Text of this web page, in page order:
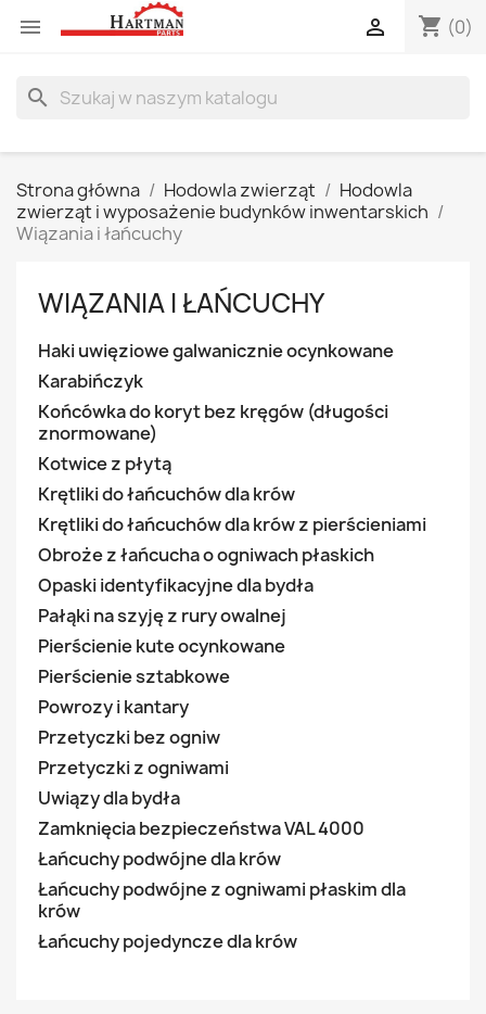
 shopping_cart (0)

search
Strona główna Hodowla zwierząt
Hodowla
zwierząt i wyposażenie budynków inwentarskich
Wiązania i łańcuchy
WIĄZANIA I ŁAŃCUCHY
Haki uwięziowe galwanicznie ocynkowane
Karabińczyk
Końcówka do koryt bez kręgów (długości
znormowane)
Kotwice z płytą
Krętliki do łańcuchów dla krów
Krętliki do łańcuchów dla krów z pierścieniami
Obroże z łańcucha o ogniwach płaskich
Opaski identyfikacyjne dla bydła
Pałąki na szyję z rury owalnej
Pierścienie kute ocynkowane
Pierścienie sztabkowe
Powrozy i kantary
Przetyczki bez ogniw
Przetyczki z ogniwami
Uwiązy dla bydła
Zamknięcia bezpieczeństwa VAL 4000
Łańcuchy podwójne dla krów
Łańcuchy podwójne z ogniwami płaskim dla
krów
Łańcuchy pojedyncze dla krów